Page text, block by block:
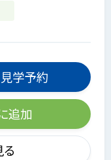
学予約
追加